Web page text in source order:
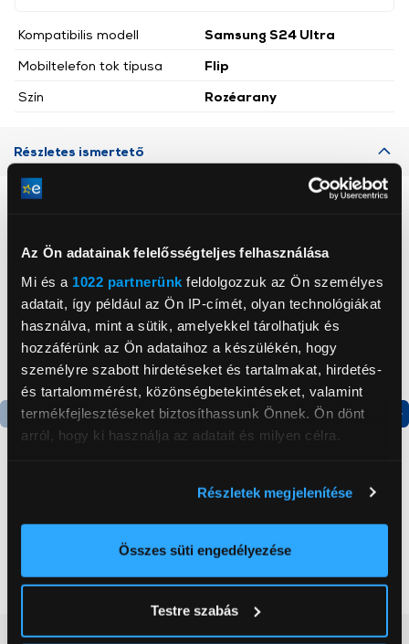
Az Ön adatainak felelősségteljes felhasználása
Mi és a 1022 partnerünk feldolgozzuk az Ön személyes
adatait, így például az Ön IP-címét, olyan technológiákat
használva, mint a sütik, amelyekkel tárolhatjuk és
hozzáférünk az Ön adataihoz a készülékén, hogy
személyre szabott hirdetéseket és tartalmakat, hirdetés-
és tartalommérést, közönségbetekintéseket, valamint
termékfejlesztéseket biztosíthassunk Önnek. Ön dönt
arról, hogy ki használja az adatait és milyen célra.
elhelyezkedéséről pár méteres pontossággal
Az Ön készülékén beazonosítása annak konkrét
módjairól és adja meg preferenciáit aRészletek
pontban. Bármikor módosíthatja vagy visszavonhatja a
Részletek megjelenítése
Összes süti engedélyezése
Testre szabás
Kompatibilis modell
Samsung S24 Ultra
Mobiltelefon tok típusa
Flip
Szín
Rozéarany
Részletes ismertető
Termék adatlap
by side hűtőszekrény
Termék adatlap
Gorenje N619EAXL4
Alulfagyasztós
179 999 Ft
Vásárlói vélemények(0)